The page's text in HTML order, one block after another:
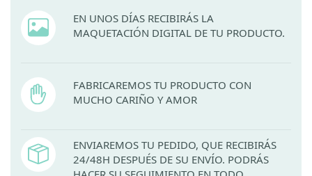
EN UNOS DÍAS RECIBIRÁS LA
MAQUETACIÓN DIGITAL DE TU PRODUCTO.
FABRICAREMOS TU PRODUCTO CON
MUCHO CARIÑO Y AMOR
ENVIAREMOS TU PEDIDO, QUE RECIBIRÁS
24/48H DESPUÉS DE SU ENVÍO. PODRÁS